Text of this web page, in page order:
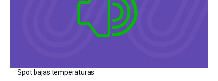
Spot bajas temperaturas